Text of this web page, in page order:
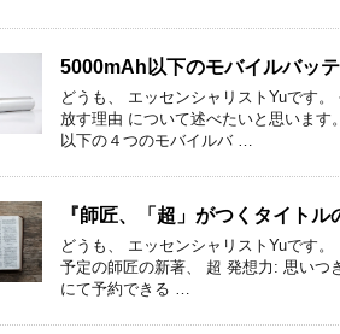
5000mAh以下のモバイルバッテ
どうも、 エッセンシャリストYuです
放す理由 について述べたいと思います
以下の４つのモバイルバ …
『師匠、「超」がつくタイトル
どうも、 エッセンシャリストYuです
予定の師匠の新著、 超 発想力: 思いつ
にて予約できる …